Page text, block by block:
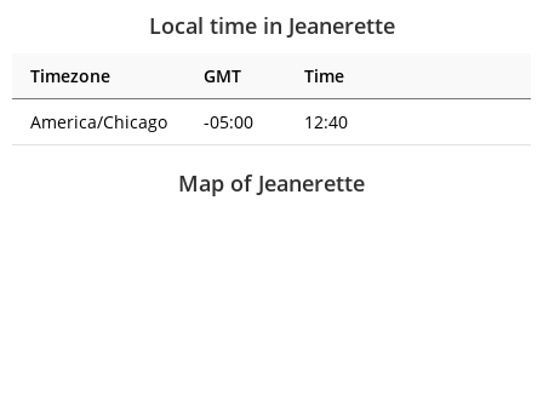
Local time in Jeanerette
Timezone GMT
Time
America/Chicago
-05:00 12:40
Map of Jeanerette